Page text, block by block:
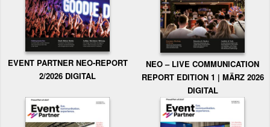
EVENT PARTNER NEO-REPORT
2/2026 DIGITAL
NEO – LIVE COMMUNICATION
REPORT EDITION 1 | MÄRZ 2026
DIGITAL